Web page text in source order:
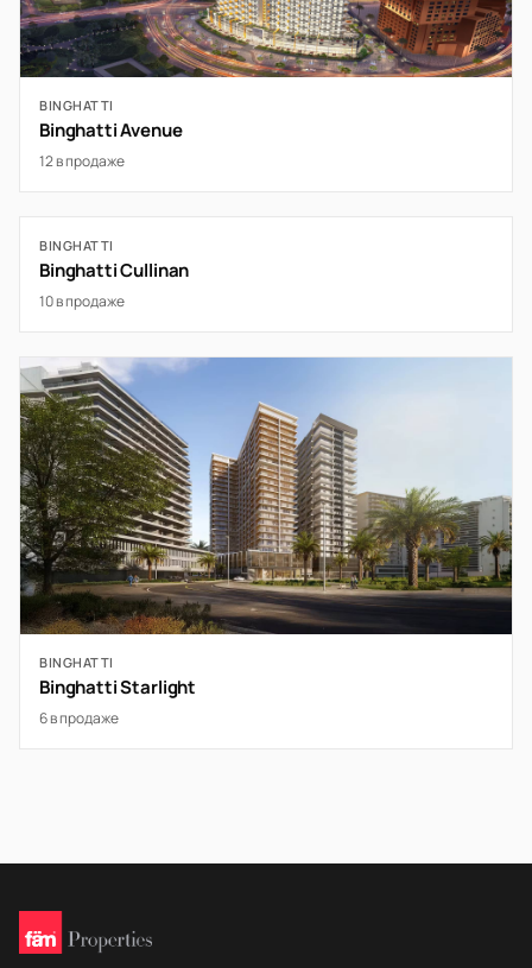
BINGHATTI
Binghatti Avenue
12 в продаже
BINGHATTI
Binghatti Cullinan
10 в продаже
BINGHATTI
Binghatti Starlight
6 в продаже